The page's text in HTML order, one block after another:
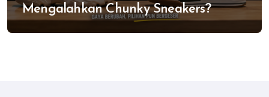
Mengalahkan Chunky Sneakers?